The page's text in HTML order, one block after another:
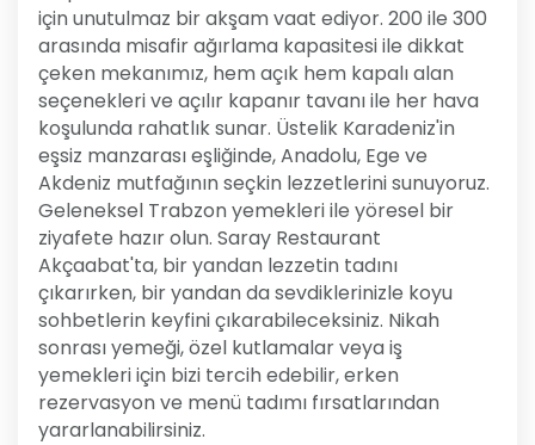
için unutulmaz bir akşam vaat ediyor. 200 ile 300
arasında misafir ağırlama kapasitesi ile dikkat
çeken mekanımız, hem açık hem kapalı alan
seçenekleri ve açılır kapanır tavanı ile her hava
koşulunda rahatlık sunar. Üstelik Karadeniz'in
eşsiz manzarası eşliğinde, Anadolu, Ege ve
Akdeniz mutfağının seçkin lezzetlerini sunuyoruz.
Geleneksel Trabzon yemekleri ile yöresel bir
ziyafete hazır olun. Saray Restaurant
Akçaabat'ta, bir yandan lezzetin tadını
çıkarırken, bir yandan da sevdiklerinizle koyu
sohbetlerin keyfini çıkarabileceksiniz. Nikah
sonrası yemeği, özel kutlamalar veya iş
yemekleri için bizi tercih edebilir, erken
rezervasyon ve menü tadımı fırsatlarından
yararlanabilirsiniz.